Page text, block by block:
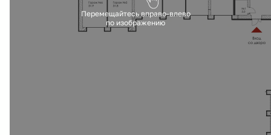
Перемещайтесь вправо-влево
по изображению